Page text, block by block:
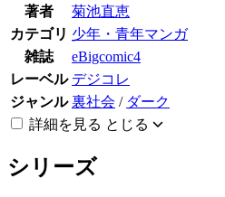
著者
菊池直恵
カテゴリ 少年・青年マンガ
雑誌
eBigcomic4
レーベル デジコレ
ジャンル 裏社会 / ダーク
詳細を見る とじる
シリーズ